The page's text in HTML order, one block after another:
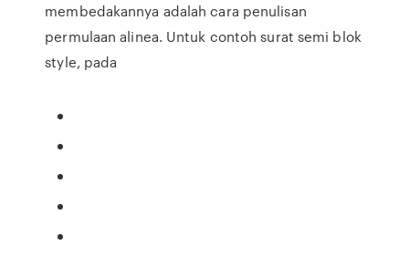
membedakannya adalah cara penulisan
permulaan alinea. Untuk contoh surat semi blok
style, pada